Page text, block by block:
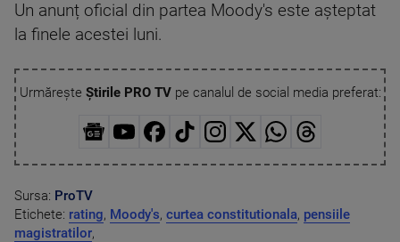
Un anunț oficial din partea Moody's este așteptat
la finele acestei luni.
Urmărește Știrile PRO TVpe canalul de social media preferat:
Sursa: ProTV
Etichete: rating, Moody's, curtea constitutionala, pensiile
magistratilor,